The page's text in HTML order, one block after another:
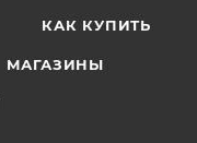
КАК КУПИТЬ
МАГАЗИНЫ